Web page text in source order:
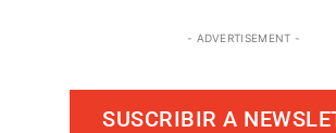
- ADVERTISEMENT -
SUSCRIBIR A